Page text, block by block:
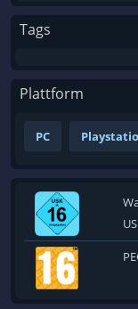
Tags
Plattform
PC